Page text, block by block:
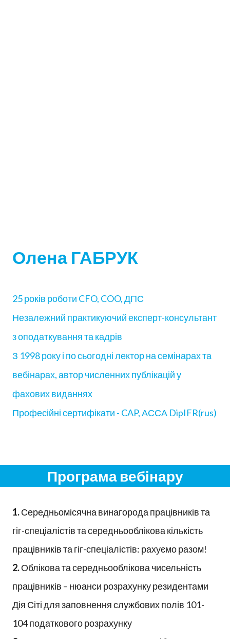
Олена ГАБРУК
25 років роботи CFO, COO, ДПС
Незалежний практикуючий експерт-консультант
з оподаткування та кадрів
З 1998 року і по сьогодні лектор на семінарах та
вебінарах, автор численних публікацій у
фахових виданнях
Професійні сертифікати - CAP, АССА DipIFR(rus)
Програма вебінару
1.Середньомісячна винагорода працівників та
гіг-спеціалістів та середньооблікова кількість
працівників та гіг-спеціалістів: рахуємо разом!
2.Облікова та середньооблікова чисельність
працівників – нюанси розрахунку резидентами
Дія Сіті для заповнення службових полів 101-
104 податкового розрахунку